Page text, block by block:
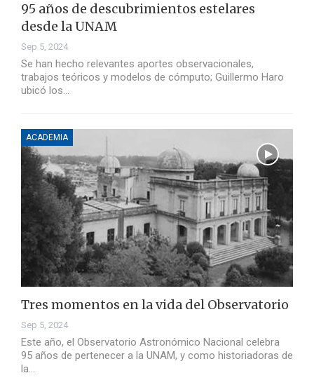
95 años de descubrimientos estelares
desde la UNAM
Sep 5, 2024
Se han hecho relevantes aportes observacionales,
trabajos teóricos y modelos de cómputo; Guillermo Haro
ubicó los…
ACADEMIA
Tres momentos en la vida del Observatorio
Sep 5, 2024
Este año, el Observatorio Astronómico Nacional celebra
95 años de pertenecer a la UNAM, y como historiadoras de
la…